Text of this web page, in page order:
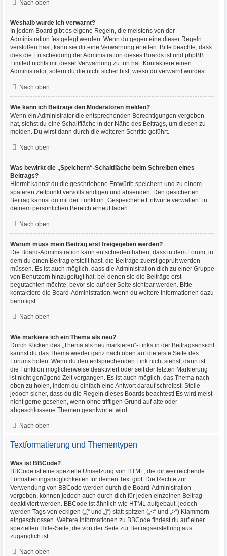
Nach oben
Weshalb wurde ich verwarnt?
In jedem Board gibt es eigene Regeln, die meistens von der
Administration festgelegt werden. Wenn du gegen eine dieser Regeln
verstoßen hast, kann sie dir eine Verwarnung erteilen. Bitte beachte, dass
dies die Entscheidung der Administration dieses Boards ist und phpBB
Limited nichts mit dieser Verwarnung zu tun hat. Kontaktiere einen
Administrator, sofern du die nicht sicher bist, wieso du verwarnt wurdest.
Nach oben
Wie kann ich Beiträge den Moderatoren melden?
Wenn ein Administrator die entsprechenden Berechtigungen vergeben
hat, siehst du eine Schaltfläche in der Nähe des Beitrags, um diesen zu
melden. Du wirst dann durch die weiteren Schritte geführt.
Nach oben
Was bewirkt die „Speichern“-Schaltfläche beim Schreiben eines
Beitrags?
Hiermit kannst du die geschriebene Entwürfe speichern und zu einem
späteren Zeitpunkt vervollständigen und absenden. Den gesicherten
Beitrag kannst du mit der Funktion „Gespeicherte Entwürfe verwalten“ in
deinem persönlichen Bereich erneut laden.
Nach oben
Warum muss mein Beitrag erst freigegeben werden?
Die Board-Administration kann entschieden haben, dass in dem Forum, in
dem du einen Beitrag erstellt hast, die Beiträge zuerst geprüft werden
müssen. Es ist auch möglich, dass die Administration dich zu einer Gruppe
von Benutzern hinzugefügt hat, bei denen sie die Beiträge erst
begutachten möchte, bevor sie auf der Seite sichtbar werden. Bitte
kontaktiere die Board-Administration, wenn du weitere Informationen dazu
benötigst.
Nach oben
Wie markiere ich ein Thema als neu?
Durch Klicken des „Thema als neu markieren“-Links in der Beitragsansicht
kannst du das Thema wieder ganz nach oben auf die erste Seite des
Forums holen. Wenn du den entsprechenden Link nicht siehst, dann ist
die Funktion möglicherweise deaktiviert oder seit der letzten Markierung
ist nicht genügend Zeit vergangen. Es ist auch möglich, das Thema nach
oben zu holen, indem du einfach eine Antwort darauf schreibst. Stelle
jedoch sicher, dass du die Regeln dieses Boards beachtest! Es wird meist
nicht gerne gesehen, wenn ohne triftigen Grund auf alte oder
abgeschlossene Themen geantwortet wird.
Nach oben
Textformatierung und Thementypen
Was ist BBCode?
BBCode ist eine spezielle Umsetzung von HTML, die dir weitreichende
Formatierungsmöglichkeiten für deinen Text gibt. Die Rechte zur
Verwendung von BBCode werden durch die Board-Administration
vergeben, können jedoch auch durch dich für jeden einzelnen Beitrag
deaktiviert werden. BBCode ist ähnlich wie HTML aufgebaut, jedoch
werden Tags von eckigen („[“ und „]“) statt spitzen („<“ und „>“) Klammern
eingeschlossen. Weitere Informationen zu BBCode findest du auf einer
speziellen Hilfe-Seite, die von der Seite zur Beitragserstellung aus
zugänglich ist.
Nach oben